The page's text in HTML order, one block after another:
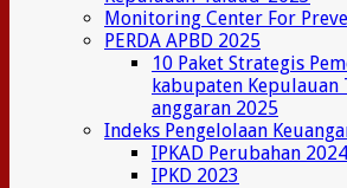
Monitoring Center For
PERDA APBD 2025
10 Paket Strategis
kabupaten Kepulauan
anggaran 2025
Indeks Pengelolaan
IPKAD Perubahan 2024
IPKD 2023